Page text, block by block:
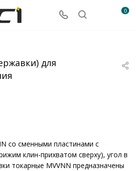
0
для
со сменными пластинами с
клин-прихватом сверху), угол в
токарные MVVNN предназначены